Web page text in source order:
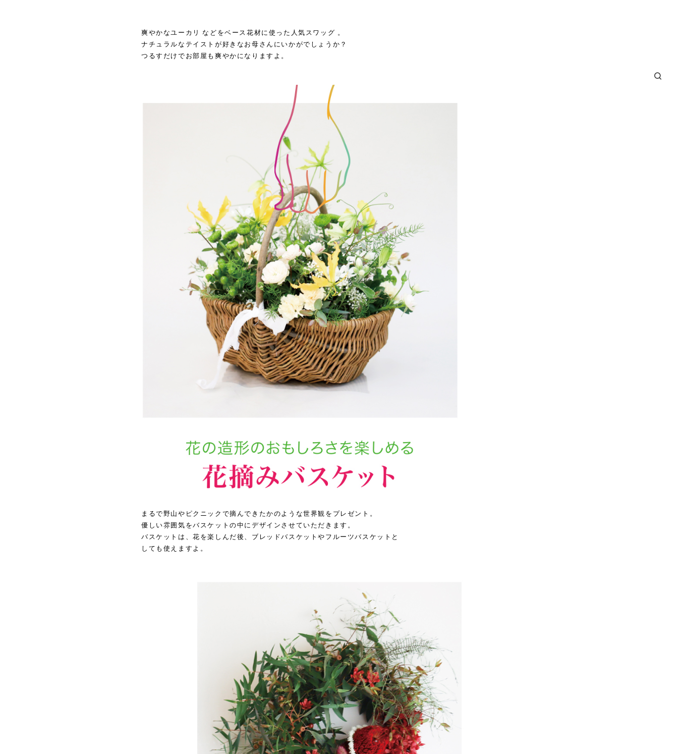
爽やかなユーカリ などをベース花材に使った人気スワッグ 。
ナチュラルなテイストが好きなお母さんにいかがでしょうか？
つるすだけでお部屋も爽やかになりますよ。
まるで野山やピクニックで摘んできたかのような世界観をプレゼント。
優しい雰囲気をバスケットの中にデザインさせていただきます。
バスケットは、花を楽しんだ後、ブレッドバスケットやフルーツバスケットと
しても使えますよ。